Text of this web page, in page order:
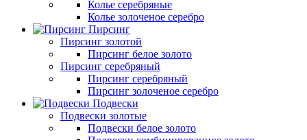
Колье серебряные
Колье золоченое серебро
Пирсинг
Пирсинг золотой
Пирсинг белое золото
Пирсинг серебряный
Пирсинг серебряный
Пирсинг золоченое серебро
Подвески
Подвески золотые
Подвески белое золото